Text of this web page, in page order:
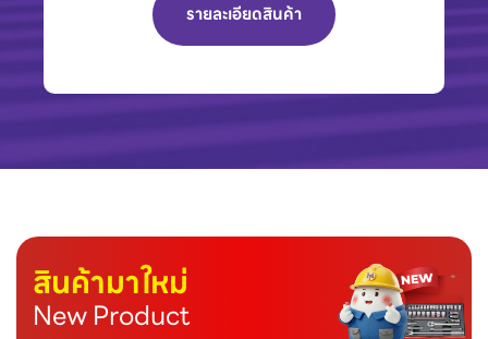
รายละเอียดสินค้า
สินค้ามาใหม่
New Product